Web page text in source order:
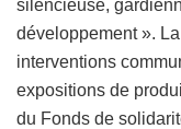
silencieuse,
développement ».
interventions
expositions de
du Fonds de